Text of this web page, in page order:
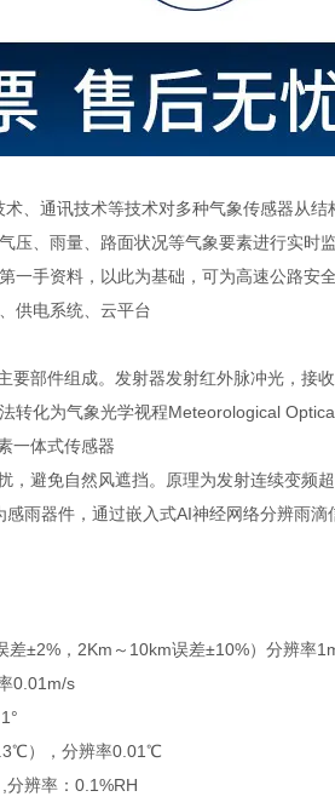
、通讯技术等技术对多种气象传感器从
压、雨量、路面状况等气象要素进行实时
手资料，以此为基础，可为高速公路安
供电系统、云平台
要部件组成。发射器发射红外脉冲光，接
转化为气象光学视程Meteorological
一体式传感器
避免自然风遮挡。原理为发射连续变频
雨器件，通过嵌入式AI神经网络分辨雨滴
±2%，2Km～10km误差±10%）分辨率
0.01m/s
），分辨率0.01℃
分辨率：0.1%RH